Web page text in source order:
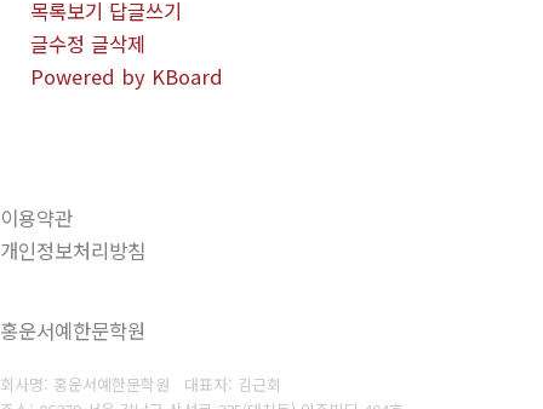
목록보기 답글쓰기
글수정 글삭제
Powered by KBoard
이용약관
개인정보처리방침
홍운서예한문학원
회사명: 홍운서예한문학원 대표자: 김근회